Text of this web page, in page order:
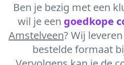
Ben je bezig met een
wil je een goedkope
Amstelveen? Wij
bestelde formaat